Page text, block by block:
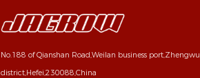
No.188 of Qianshan Road,Weilan business port,Zhengwu
district,Hefei,230088,China